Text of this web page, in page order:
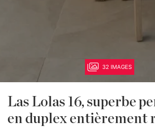
32 IMAGES
Las Lolas 16, superbe
en duplex entièrement